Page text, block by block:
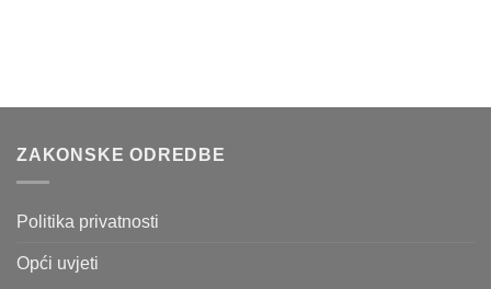
ZAKONSKE ODREDBE
Politika privatnosti
Opći uvjeti